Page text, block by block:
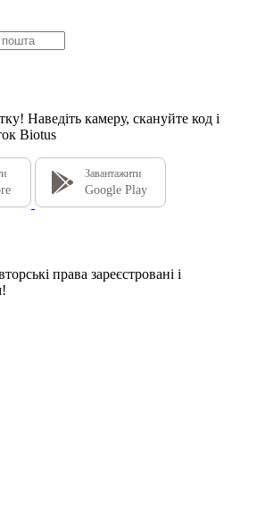
Наведіть камеру, скануйте код і
Biotus
Завантажити
Google Play
права зареєстровані і